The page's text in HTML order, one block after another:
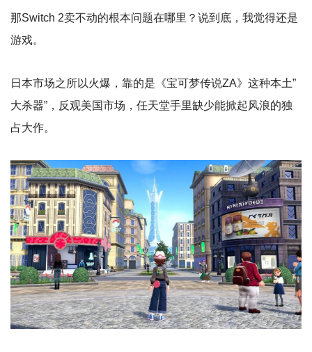
那Switch 2卖不动的根本问题在哪里？说到底，我觉得还是
游戏。
日本市场之所以火爆，靠的是《宝可梦传说ZA》这种本土”
大杀器”，反观美国市场，任天堂手里缺少能掀起风浪的独
占大作。